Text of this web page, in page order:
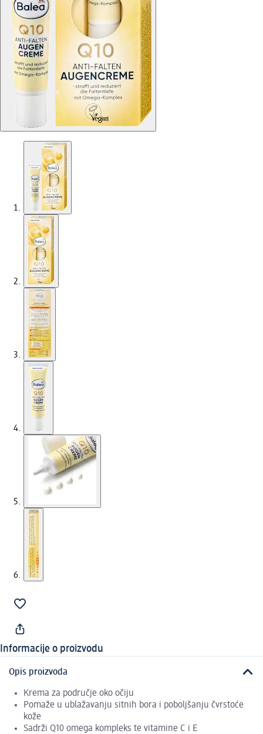
Informacije o proizvodu
Opis proizvoda
Krema za područje oko očiju
Pomaže u ublažavanju sitnih bora i poboljšanju čvrstoće
kože
Sadrži Q10 omega kompleks te vitamine C i E